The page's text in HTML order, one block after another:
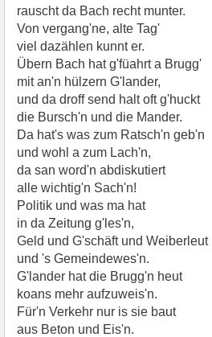
rauscht da Bach recht munter.
Von vergang'ne, alte Tag'
viel dazählen kunnt er.
Übern Bach hat g'füahrt a Brugg'
mit an'n hülzern G'lander,
und da droff send halt oft g'huckt
die Bursch'n und die Mander.
Da hat's was zum Ratsch'n geb'n
und wohl a zum Lach'n,
da san word'n abdiskutiert
alle wichtig'n Sach'n!
Politik und was ma hat
in da Zeitung g'les'n,
Geld und G'schäft und Weiberleut
und 's Gemeindewes'n.
G'lander hat die Brugg'n heut
koans mehr aufzuweis'n.
Für'n Verkehr nur is sie baut
aus Beton und Eis'n.